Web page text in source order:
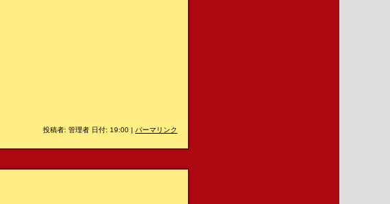
投稿者: 管理者 日付: 19:00 | パーマリンク